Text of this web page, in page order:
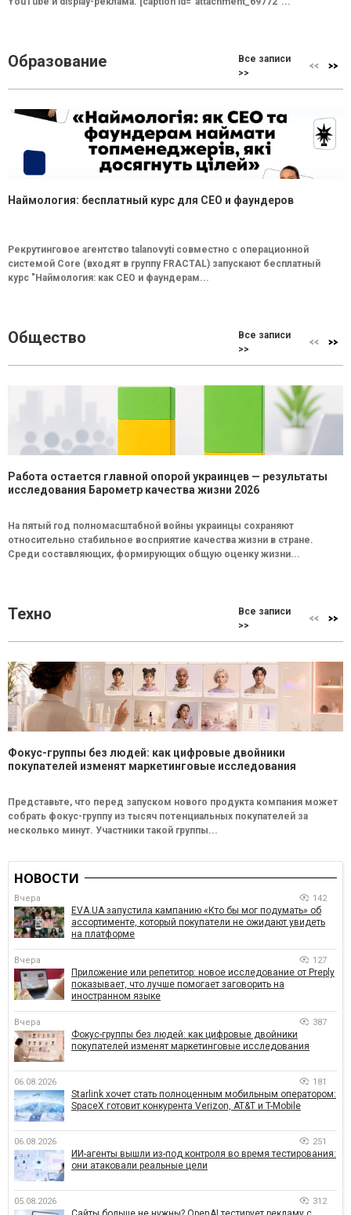
Образование
Все записи
>>
Наймология: бесплатный курс для CEO и фаундеров
Рекрутинговое агентство talanovyti совместно с операционной
системой Core (входят в группу FRACTAL) запускают бесплатный
курс "Наймология: как СEO и фаундерам...
Общество
Все записи
>>
Работа остается главной опорой украинцев — результаты
исследования Барометр качества жизни 2026
На пятый год полномасштабной войны украинцы сохраняют
относительно стабильное восприятие качества жизни в стране.
Среди составляющих, формирующих общую оценку жизни...
Техно
Все записи
>>
Фокус-группы без людей: как цифровые двойники
покупателей изменят маркетинговые исследования
Представьте, что перед запуском нового продукта компания может
собрать фокус-группу из тысяч потенциальных покупателей за
несколько минут. Участники такой группы...
НОВОСТИ
Вчера 142
EVA.UA запустила кампанию «Кто бы мог подумать» об
ассортименте, который покупатели не ожидают увидеть
на платформе
Вчера 127
Приложение или репетитор: новое исследование от Preply
показывает, что лучше помогает заговорить на
иностранном языке
Вчера 387
Фокус-группы без людей: как цифровые двойники
покупателей изменят маркетинговые исследования
06.08.2026 181
Starlink хочет стать полноценным мобильным оператором:
SpaceX готовит конкурента Verizon, AT&T и T-Mobile
06.08.2026 251
ИИ-агенты вышли из-под контроля во время тестирования:
они атаковали реальные цели
05.08.2026 312